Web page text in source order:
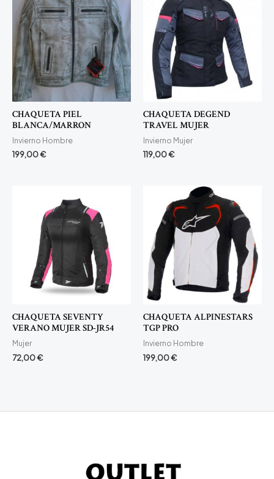
CHAQUETA PIEL
BLANCA/MARRON
Invierno Hombre
199,00€
CHAQUETA DEGEND
TRAVEL MUJER
Invierno Mujer
119,00€
CHAQUETA SEVENTY
VERANO MUJER SD-JR54
Mujer
72,00€
CHAQUETA ALPINESTARS
TGP PRO
Invierno Hombre
199,00€